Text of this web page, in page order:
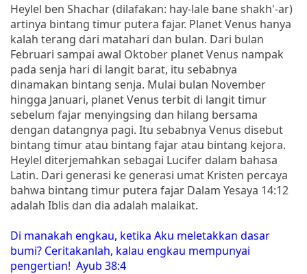
Heylel ben Shachar (dilafakan: hay-lale bane shakh'-ar)
artinya bintang timur putera fajar. Planet Venus hanya
kalah terang dari matahari dan bulan. Dari bulan
Februari sampai awal Oktober planet Venus nampak
pada senja hari di langit barat, itu sebabnya
dinamakan bintang senja. Mulai bulan November
hingga Januari, planet Venus terbit di langit timur
sebelum fajar menyingsing dan hilang bersama
dengan datangnya pagi. Itu sebabnya Venus disebut
bintang timur atau bintang fajar atau bintang kejora.
Heylel diterjemahkan sebagai Lucifer dalam bahasa
Latin. Dari generasi ke generasi umat Kristen percaya
bahwa bintang timur putera fajar Dalam Yesaya 14:12
adalah Iblis dan dia adalah malaikat.
Di manakah engkau, ketika Aku meletakkan dasar
bumi? Ceritakanlah, kalau engkau mempunyai
pengertian! Ayub 38:4